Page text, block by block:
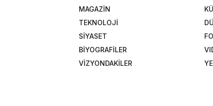
MAGAZİN
TEKNOLOJİ
SİYASET
BİYOGRAFİLER
VİZYONDAKİLER